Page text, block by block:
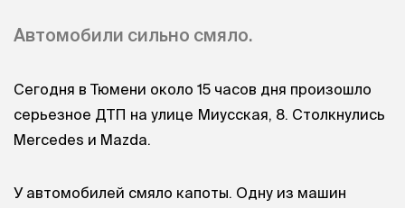
Автомобили сильно смяло.
Сегодня в Тюмени около 15 часов дня произошло
серьезное ДТП на улице Миусская, 8. Столкнулись
Mercedes и Mazda.
У автомобилей смяло капоты. Одну из машин